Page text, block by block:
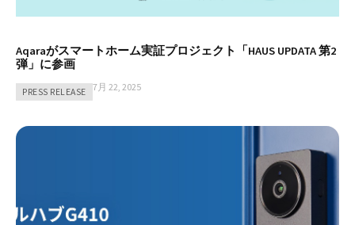
PRESS RELEASE
Aqaraがスマートホーム実証プロジェクト「HAUS UPDATA 第2
弾」に参画
7月 22, 2025